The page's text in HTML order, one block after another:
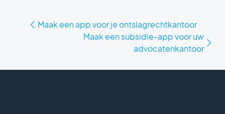
Maak een app voor je ontslagrechtkantoor
Maak een subsidie-app voor uw
advocatenkantoor